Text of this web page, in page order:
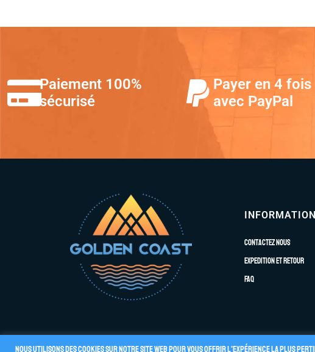
Paiement 100%
sécurisé
Payer en 4 fois
avec PayPal
Contactez nous
Expedition et retour
FAQ
Nous utilisons des cookies sur notre site Web pour vous offrir l'expérience la plus